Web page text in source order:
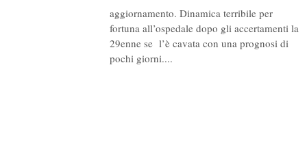
aggiornamento. Dinamica terribile per
fortuna all’ospedale dopo gli accertamenti la
29enne se l’è cavata con una prognosi di
pochi giorni....